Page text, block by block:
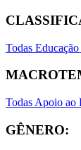
Todas
Todas Apoio ao
GÊNERO: